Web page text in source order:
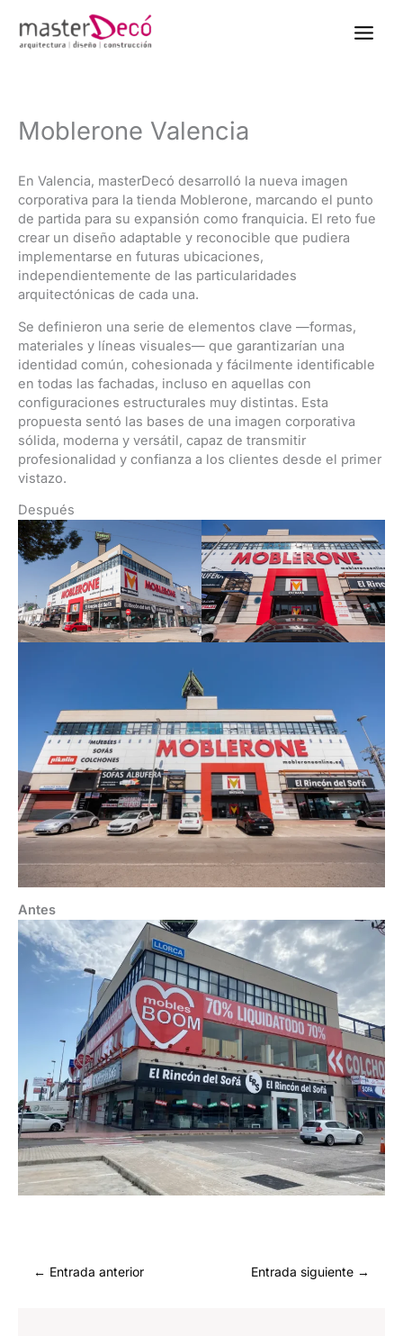
Moblerone Valencia
En Valencia, masterDecó desarrolló la nueva imagen
corporativa para la tienda Moblerone, marcando el punto
de partida para su expansión como franquicia. El reto fue
crear un diseño adaptable y reconocible que pudiera
implementarse en futuras ubicaciones,
independientemente de las particularidades
arquitectónicas de cada una.
Se definieron una serie de elementos clave —formas,
materiales y líneas visuales— que garantizarían una
identidad común, cohesionada y fácilmente identificable
en todas las fachadas, incluso en aquellas con
configuraciones estructurales muy distintas. Esta
propuesta sentó las bases de una imagen corporativa
sólida, moderna y versátil, capaz de transmitir
profesionalidad y confianza a los clientes desde el primer
vistazo.
Después
Antes
← Entrada anterior Entrada siguiente →